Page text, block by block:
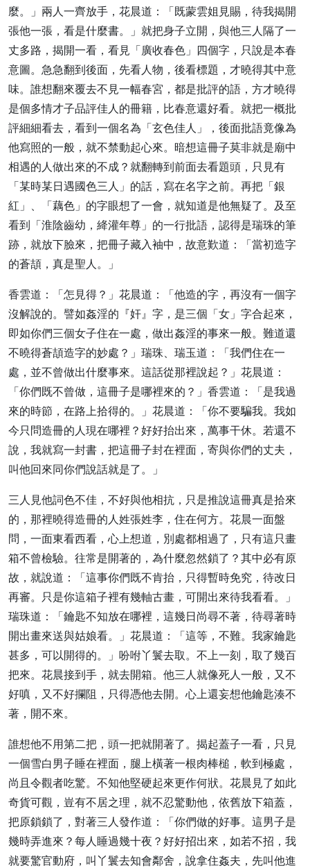
麼。」兩人一齊放手，花晨道：「既蒙雲姐見賜，待我揭開
張他一張，看是什麼書。」就把身子立開，與他三人隔了一
丈多路，揭開一看，看見「廣收春色」四個字，只說是本春
意圖。急急翻到後面，先看人物，後看標題，才曉得其中意
味。誰想翻來覆去不見一幅春宮，都是批評的語，方才曉得
是個多情才子品評佳人的冊籍，比春意還好看。就把一概批
評細細看去，看到一個名為「玄色佳人」，後面批語竟像為
他寫照的一般，就不禁動起心來。暗想這冊子莫非就是廟中
相遇的人做出來的不成？就翻轉到前面去看題頭，只見有
「某時某日遇國色三人」的話，寫在名字之前。再把「銀
紅」、「藕色」的字眼想了一會，就知道是他無疑了。及至
看到「淮陰齒幼，絳灌年尊」的一行批語，認得是瑞珠的筆
跡，就放下臉來，把冊子藏入袖中，故意歎道：「當初造字
的蒼頡，真是聖人。」
香雲道：「怎見得？」花晨道：「他造的字，再沒有一個字
沒解說的。譬如姦淫的『奸』字，是三個「女」字合起來，
即如你們三個女子住在一處，做出姦淫的事來一般。難道還
不曉得蒼頡造字的妙處？」瑞珠、瑞玉道：「我們住在一
處，並不曾做出什麼事來。這話從那裡說起？」花晨道：
「你們既不曾做，這冊子是哪裡來的？」香雲道：「是我過
來的時節，在路上拾得的。」花晨道：「你不要騙我。我如
今只問造冊的人現在哪裡？好好抬出來，萬事干休。若還不
說，我就寫一封書，把這冊子封在裡面，寄與你們的丈夫，
叫他回來同你們說話就是了。」
三人見他詞色不佳，不好與他相抗，只是推說這冊真是拾來
的，那裡曉得造冊的人姓張姓李，住在何方。花晨一面盤
問，一面東看西看，心上想道，別處都相過了，只有這只畫
箱不曾檢驗。往常是開著的，為什麼忽然鎖了？其中必有原
故，就說道：「這事你們既不肯抬，只得暫時免究，待改日
再審。只是你這箱子裡有幾軸古畫，可開出來待我看看。」
瑞珠道：「鑰匙不知放在哪裡，這幾日尚尋不著，待尋著時
開出畫來送與姑娘看。」花晨道：「這等，不難。我家鑰匙
甚多，可以開得的。」吩咐丫鬟去取。不上一刻，取了幾百
把來。花晨接到手，就去開箱。他三人就像死人一般，又不
好嗔，又不好攔阻，只得憑他去開。心上還妄想他鑰匙湊不
著，開不來。
誰想他不用第二把，頭一把就開著了。揭起蓋子一看，只見
一個雪白男子睡在裡面，腿上橫著一根肉棒槌，軟到極處，
尚且令觀者吃驚。不知他堅硬起來更作何狀。花晨見了如此
奇貨可觀，豈有不居之理，就不忍驚動他，依舊放下箱蓋，
把原鎖鎖了，對著三人發作道：「你們做的好事。這男子是
幾時弄進來？每人睡過幾十夜？好好招出來，如若不招，我
就要驚官動府，叫丫鬟去知會鄰舍，說拿住姦夫，先叫他進